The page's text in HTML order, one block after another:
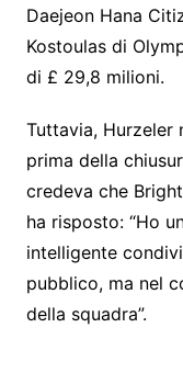
Daejeon Hana
Kostoulas di
di £ 29,8 milioni.
Tuttavia, Hurzeler
prima della
credeva che
ha risposto: “Ho
intelligente
pubblico, ma nel
della squadra”.